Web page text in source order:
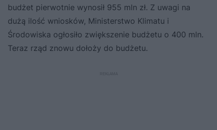
budżet pierwotnie wynosił 955 mln zł. Z uwagi na
dużą ilość wniosków, Ministerstwo Klimatu i
Środowiska ogłosiło zwiększenie budżetu o 400 mln.
Teraz rząd znowu dołoży do budżetu.